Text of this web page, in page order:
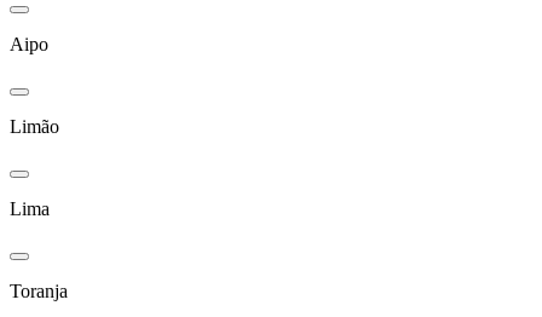
Aipo
Limão
Lima
Toranja